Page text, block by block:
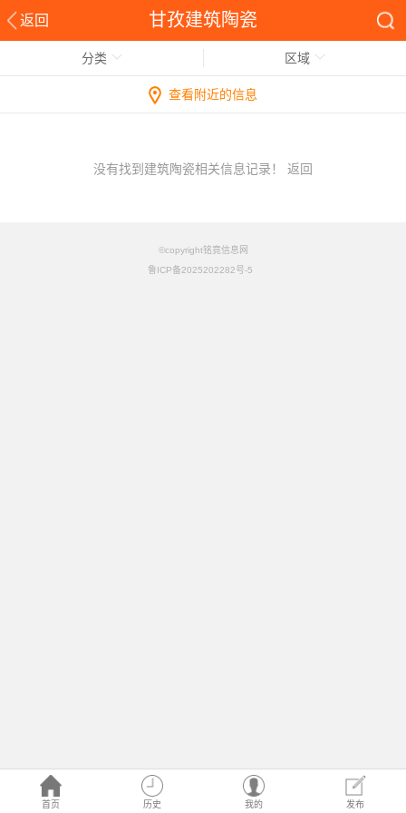
返回 甘孜建筑陶瓷
首页 历史 我的 发布
分类 区域
查看附近的信息
没有找到建筑陶瓷相关信息记录！ 返回
©copyright铭竟信息网
鲁ICP备2025202282号-5